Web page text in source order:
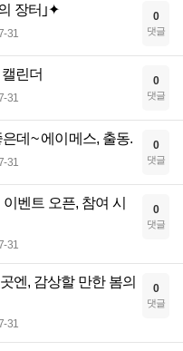
장터｣✦
31
0
댓글
린더
31
0
댓글
데~ 에이메스, 출동.
31
0
댓글
벤트 오픈, 참여 시
31
0
댓글
엔, 감상할 만한 봄의
31
0
댓글